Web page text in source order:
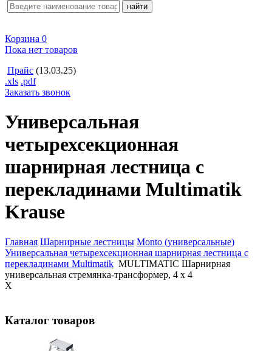
Корзина 0
Пока нет товаров
Прайс (13.03.25)
.xls .pdf
Заказать звонок
Универсальная
четырехсекционная
шарнирная лестница с
перекладинами Multimatik
Krause
Главная Шарнирные лестницы Monto (универсальные)
Универсальная четырехсекционная шарнирная лестница с
перекладинами Multimatik MULTIMATIC Шарнирная
универсальная стремянка-трансформер, 4 х 4
X
Каталог товаров